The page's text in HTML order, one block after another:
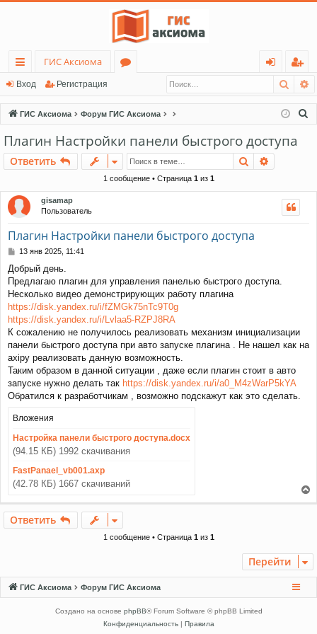
с
ы
лк
и
ГИС Аксиома
ру
м
ы
д
ег
ис
тр
ац
Вход Регистрация
ГИС Аксиома Форум ГИС Аксиома
Плагин Настройки панели быстрого доступа
Ответить Поиск
1 сообщение • Страница 1из 1
gisamap
Пользователь
Плагин Настройки панели быстрого доступа
С
о
б
щ
е
н
и
е
13 янв 2025, 11:41
Добрый день.
Предлагаю плагин для управления панелью быстрого доступа.
Несколько видео демонстрирующих работу плагина
https://disk.yandex.ru/i/fZMGk75nTc9T0g
https://disk.yandex.ru/i/Lvlaa5-RZPJ8RA
К сожалению не получилось реализовать механизм инициализации
панели быстрого доступа при авто запуске плагина . Не нашел как на
axipy реализовать данную возможность.
Таким образом в данной ситуации , даже если плагин стоит в авто
запуске нужно делать так https://disk.yandex.ru/i/a0_M4zWarP5kYA
Обратился к разработчикам , возможно подскажут как это сделать.
Вложения
Настройка панели быстрого доступа.docx
(94.15 КБ) 1992 скачивания
FastPanael_vb001.axp
(42.78 КБ) 1667 скачиваний
е
с
Ответить
1 сообщение • Страница 1из 1
Перейти
ГИС Аксиома Форум ГИС Аксиома
Создано на основе phpBB® Forum Software © phpBB Limited
Конфиденциальность| Правила